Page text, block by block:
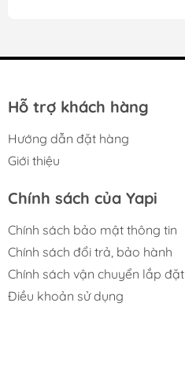
Hỗ trợ khách hàng
Hướng dẫn đặt hàng
Giới thiệu
Chính sách của Yapi
Chính sách bảo mật thông tin
Chính sách đổi trả, bảo hành
Chính sách vận chuyển lắp đặt
Điều khoản sử dụng